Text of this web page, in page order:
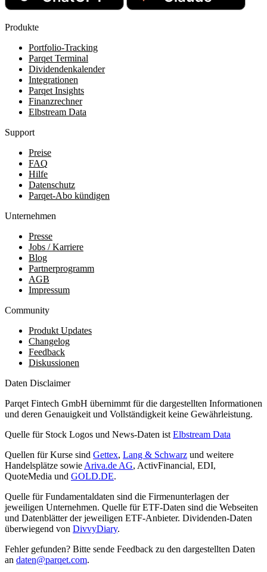
Produkte
Portfolio-Tracking
Parqet Terminal
Dividendenkalender
Integrationen
Parqet Insights
Finanzrechner
Elbstream Data
Support
Preise
FAQ
Hilfe
Datenschutz
Parqet-Abo kündigen
Unternehmen
Presse
Jobs / Karriere
Blog
Partnerprogramm
AGB
Impressum
Community
Produkt Updates
Changelog
Feedback
Diskussionen
Daten Disclaimer
Parqet Fintech GmbH übernimmt für die dargestellten Informationen
und deren Genauigkeit und Vollständigkeit keine Gewährleistung.
Quelle für Stock Logos und News-Daten ist Elbstream Data
Quellen für Kurse sind Gettex, Lang & Schwarz und weitere
Handelsplätze sowie Ariva.de AG, ActivFinancial, EDI,
QuoteMedia und GOLD.DE.
Quelle für Fundamentaldaten sind die Firmenunterlagen der
jeweiligen Unternehmen. Quelle für ETF-Daten sind die Webseiten
und Datenblätter der jeweiligen ETF-Anbieter. Dividenden-Daten
überwiegend von DivvyDiary.
Fehler gefunden? Bitte sende Feedback zu den dargestellten Daten
an daten@parqet.com.